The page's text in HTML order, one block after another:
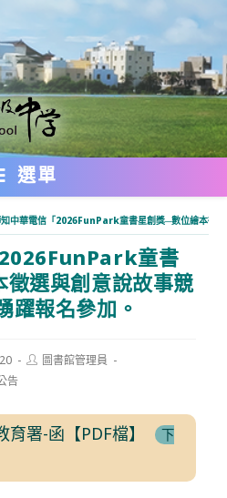
選單
中華電信「2026FunPark童書星創獎─數位繪本徵
童書
選與創意說故事競
躍報名參加。
Post圖書館管理員
告
署-函【PDF檔】
下